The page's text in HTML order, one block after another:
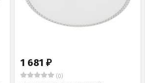
1 681₽
(0)